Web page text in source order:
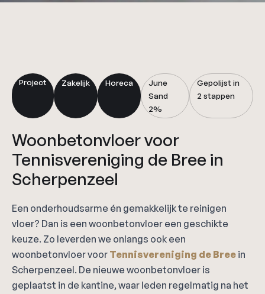
Project Zakelijk Horeca
June
Sand
2%
Gepolijst in
2 stappen
Woonbetonvloer voor
Tennisvereniging de Bree in
Scherpenzeel
Een onderhoudsarme én gemakkelijk te reinigen
vloer? Dan is een woonbetonvloer een geschikte
keuze. Zo leverden we onlangs ook een
woonbetonvloer voor Tennisvereniging de Bree in
Scherpenzeel. De nieuwe woonbetonvloer is
geplaatst in de kantine, waar leden regelmatig na het